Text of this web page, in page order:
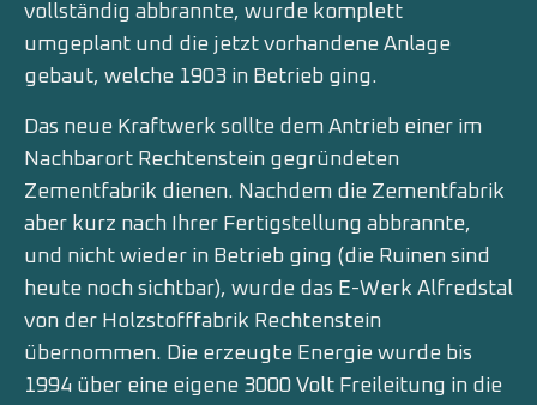
vollständig abbrannte, wurde komplett
umgeplant und die jetzt vorhandene Anlage
gebaut, welche 1903 in Betrieb ging.
Das neue Kraftwerk sollte dem Antrieb einer im
Nachbarort Rechtenstein gegründeten
Zementfabrik dienen. Nachdem die Zementfabrik
aber kurz nach Ihrer Fertigstellung abbrannte,
und nicht wieder in Betrieb ging (die Ruinen sind
heute noch sichtbar), wurde das E-Werk Alfredstal
von der Holzstofffabrik Rechtenstein
übernommen. Die erzeugte Energie wurde bis
1994 über eine eigene 3000 Volt Freileitung in die